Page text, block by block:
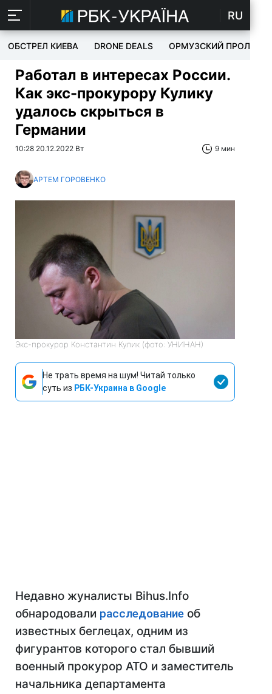
RU
ОБСТРЕЛ КИЕВА DRONE DEALS ОРМУЗСКИЙ ПРОЛИВ
Работал в интересах России.
Как экс-прокурору Кулику
удалось скрыться в
Германии
10:28 20.12.2022 Вт 9 мин
АРТЕМ ГОРОВЕНКО
Экс-прокурор Константин Кулик (фото: УНИНАН)
Не трать время на шум! Читай только
суть из РБК-Украина в Google
Недавно жуналисты Bihus.Info
обнародовали расследование об
известных беглецах, одним из
фигурантов которого стал бывший
военный прокурор АТО и заместитель
начальника департамента